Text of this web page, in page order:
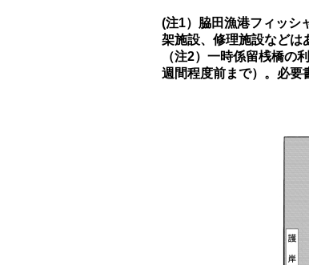
(注1） 脇田漁港フィッシ
架施設、修理施設などは
（注2）一時係留桟橋の
週間程度前まで）。必要